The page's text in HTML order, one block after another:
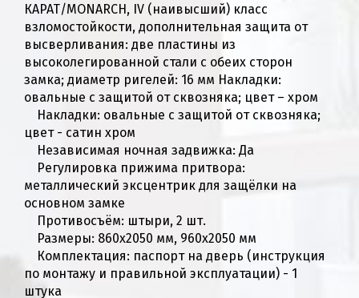
КАРАТ/MONARCH, IV (наивысший) класс
взломостойкости, дополнительная защита от
высверливания: две пластины из
высоколегированной стали с обеих сторон
замка; диаметр ригелей: 16 мм Накладки:
овальные с защитой от сквозняка; цвет – хром
Накладки: овальные с защитой от сквозняка;
цвет - сатин хром
Независимая ночная задвижка: Да
Регулировка прижима притвора:
металлический эксцентрик для защёлки на
основном замке
Противосъём: штыри, 2 шт.
Размеры: 860х2050 мм, 960х2050 мм
Комплектация: паспорт на дверь (инструкция
по монтажу и правильной эксплуатации) - 1
штука